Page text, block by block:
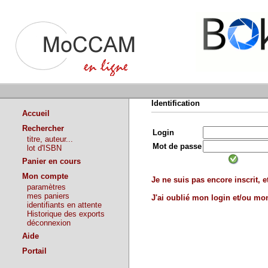
Accueil
Rechercher
titre, auteur...
lot d'ISBN
Panier en cours
Mon compte
paramètres
mes paniers
identifiants en attente
Historique des exports
déconnexion
Aide
Portail
Identification
Login
Mot de passe
Je ne suis pas encore inscrit,
J'ai oublié mon login et/ou